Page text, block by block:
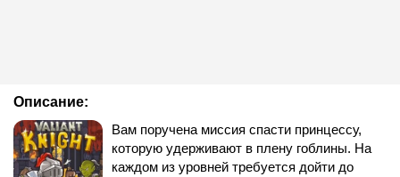
Описание:
Вам поручена миссия спасти принцессу,
которую удерживают в плену гоблины. На
каждом из уровней требуется дойти до